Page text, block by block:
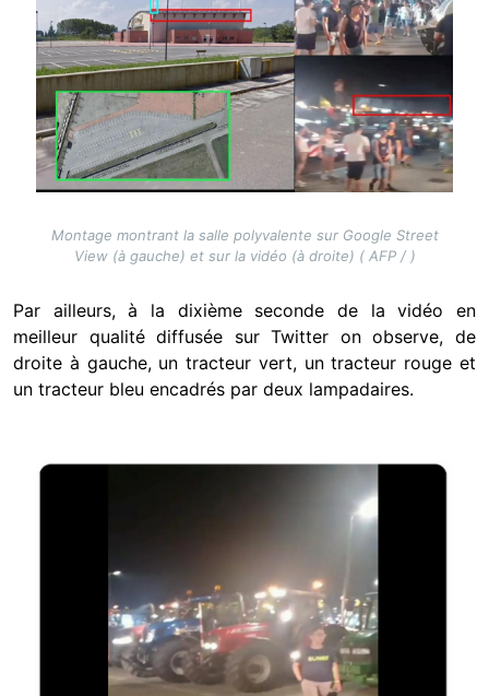
Montage montrant la salle polyvalente sur Google Street
View (à gauche) et sur la vidéo (à droite) ( AFP / )
Par ailleurs, à la dixième seconde de la vidéo en
meilleur qualité diffusée sur Twitter on observe, de
droite à gauche, un tracteur vert, un tracteur rouge et
un tracteur bleu encadrés par deux lampadaires.
Image